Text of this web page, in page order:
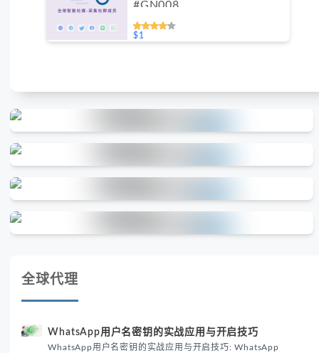
#GN008
$1
全球代理
WhatsApp用户名密钥的实战应用与开启技巧
WhatsApp用户名密钥的实战应用与开启技巧: WhatsApp